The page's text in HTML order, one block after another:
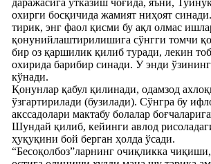
охирги босқичида жамият ниҳоят
тирик, энг фаол қисми бу ақл олмас
қонунийлаштирилишига сўнгги томчи
бир оз қаршилик қилиб туради, лекин
охирида барибир синади. У энди
кўнади.
Қонунлар қабул қилинади, одамзод
ўзгартирилади (бузилади). Сўнгра бу
акссадолари мактабу болалар
Шундай қилиб, кейинги авлод
ҳуқуқини бой берган ҳолда ўсади.
“Бесоқолбоз”ларнинг очиқликка